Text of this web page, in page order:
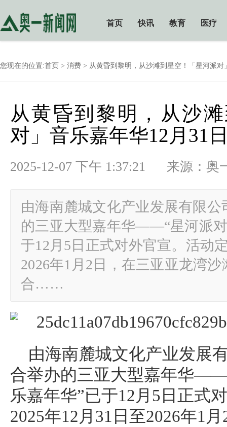
首页 快讯 教育 医疗
您现在的位置:首页 > 消费 > 从黄昏到黎明，从沙滩到星空！「星河派对
从黄昏到黎明，从沙
对」音乐嘉年华12月31
2025-12-07 下午 1:37:21 来源：
由海南麓城文化产业发展有限
的三亚大型嘉年华——“星河派
于12月5日正式对外官宣。活动
2026年1月2日，在三亚亚龙湾
合……
由海南麓城文化产业发展
合举办的三亚大型嘉年华
乐嘉年华”已于12月5日正式
2025年12月31日至2026年1